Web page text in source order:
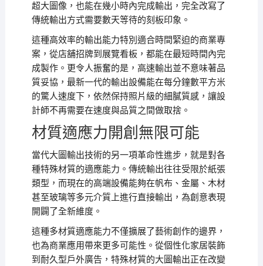
超大圖像，也能在幾小時內完成輸出，完全改寫了
傳統輸出方式需要數天等待的刻板印象。
這種高效率的輸出能力特別適合時間緊迫的商業專
案，從店舖招牌到展覽看板，都能在最短時間內完
成製作。更令人振奮的是，高速輸出並不意味著品
質妥協，最新一代的輸出設備能在每分鐘數平方米
的驚人速度下，依然保持照片級的細膩質感，讓設
計師不再需要在速度與品質之間做取捨。
材質適應力開創無限可能
當代大圖輸出技術的另一項革命性進步，就是對各
種特殊材質的適應能力。傳統輸出往往受限於紙張
類型，而現在的高端設備能夠在帆布、金屬、木材
甚至玻璃等多元介質上進行直接輸出，為創意表現
開闢了全新維度。
這種多材質適應能力不僅擴展了藝術創作的邊界，
也為商業應用帶來更多可能性。從個性化家居裝飾
到耐久型戶外廣告，特殊材質的大圖輸出正在改變